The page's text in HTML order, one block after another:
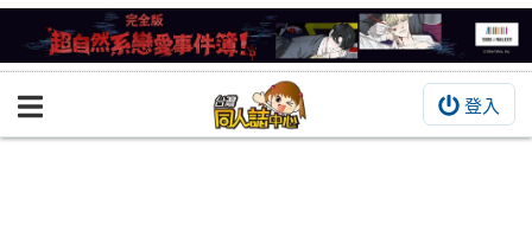
登入
BOOKY書集倉庫